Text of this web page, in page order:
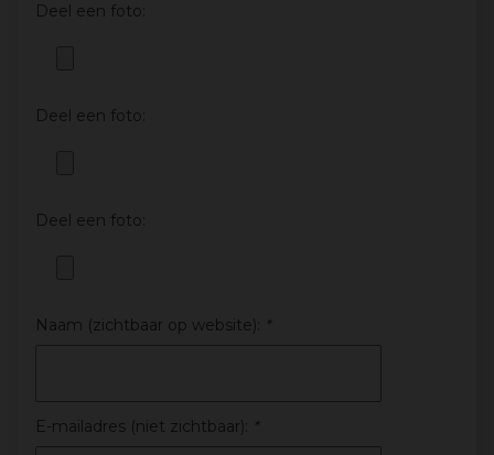
Deel een foto:
Deel een foto:
Deel een foto:
Naam (zichtbaar op website): *
E-mailadres (niet zichtbaar): *